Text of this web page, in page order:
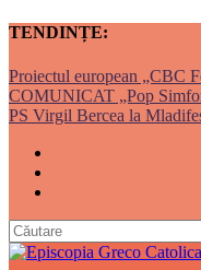
TENDINȚE:
Proiectul european „CBC
COMUNICAT „Pop
PS Virgil Bercea la